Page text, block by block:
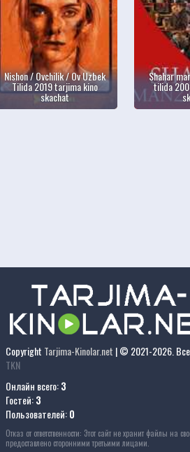
Nishon / Ovchilik / Ov Uzbek
Tilida 2019 tarjima kino
skachat
Shahar
tilida
Copyright Tarjima-Kinolar.net | © 2021-2026.
TKN
Онлайн всего:3
Гостей:3
Пользователей:0
Отказ от ответственности: Этот сайт не хранит файлы на
предоставлено сторонними третьими лицами.